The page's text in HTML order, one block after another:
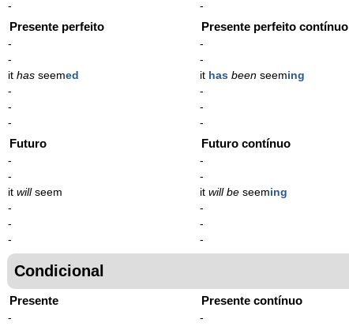
-
-
Presente perfeito
-
-
it has seemed
-
-
-
Presente perfeito contínuo
-
-
it has beenseeming
-
-
-
Futuro
-
-
it willseem
-
-
-
Futuro contínuo
-
-
it will beseeming
-
-
-
Condicional
Presente
-
Presente contínuo
-